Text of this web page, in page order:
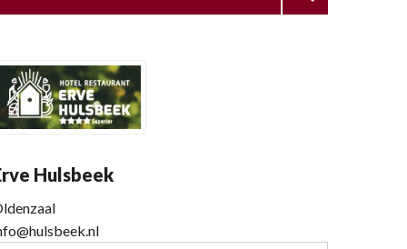
Hulsbeek